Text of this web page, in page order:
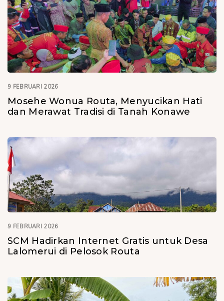
9 FEBRUARI 2026
Mosehe Wonua Routa, Menyucikan Hati
dan Merawat Tradisi di Tanah Konawe
9 FEBRUARI 2026
SCM Hadirkan Internet Gratis untuk Desa
Lalomerui di Pelosok Routa